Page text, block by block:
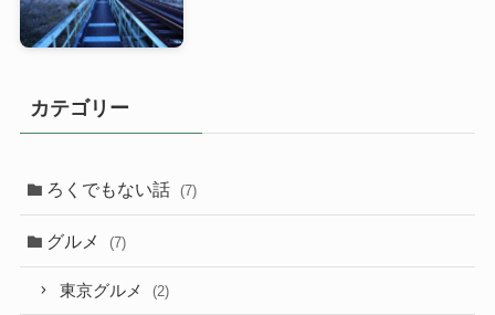
カテゴリー
ろくでもない話 (7)
グルメ (7)
東京グルメ (2)